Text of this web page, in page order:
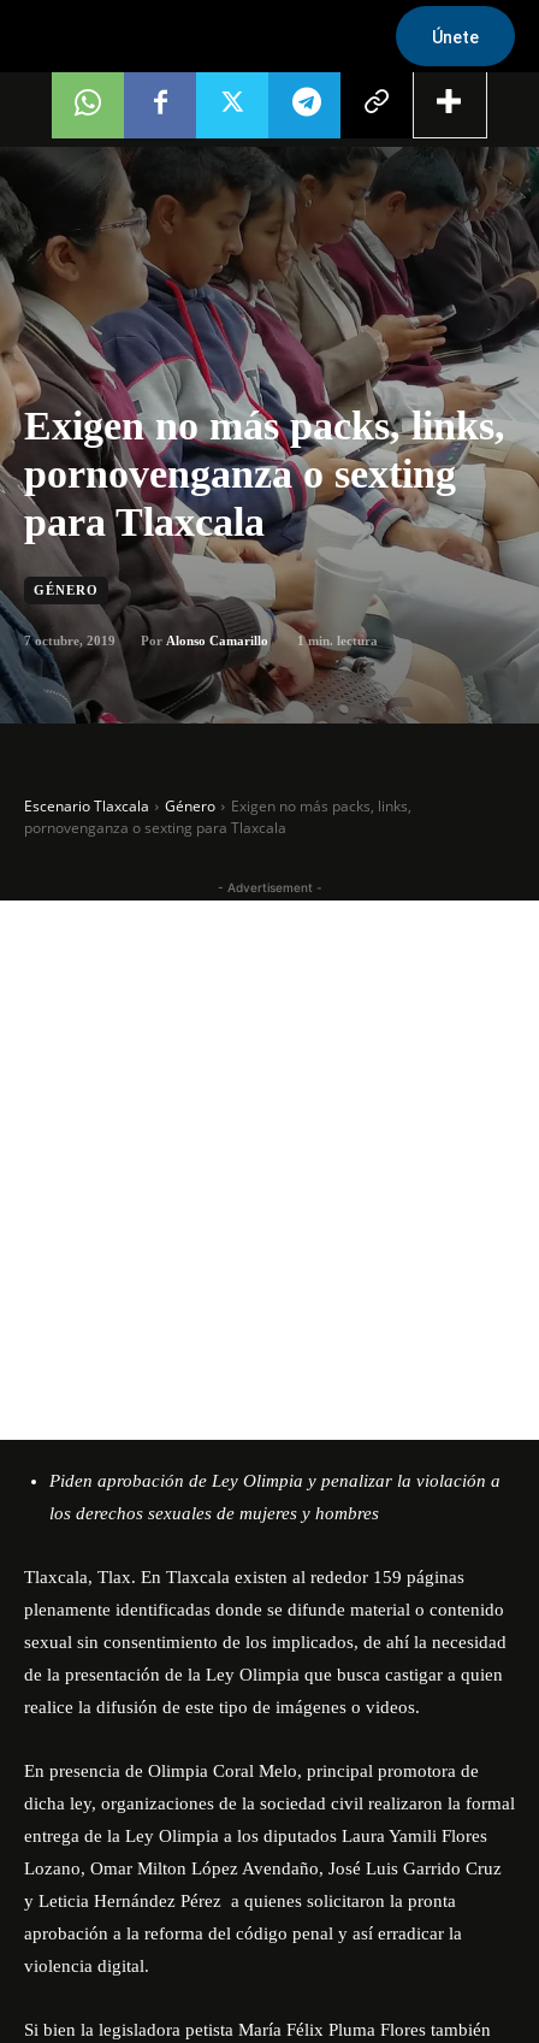
Únete
Exigen no más packs, links,
pornovenganza o sexting
para Tlaxcala
GÉNERO
7 octubre, 2019 Por Alonso Camarillo 1min. lectura
Escenario Tlaxcala Género
Exigen no más packs, links,
pornovenganza o sexting para Tlaxcala
- Advertisement -
Piden aprobación de Ley Olimpia y penalizar la violación a
los derechos sexuales de mujeres y hombres
Tlaxcala, Tlax. En Tlaxcala existen al rededor 159 páginas
plenamente identificadas donde se difunde material o contenido
sexual sin consentimiento de los implicados, de ahí la necesidad
de la presentación de la Ley Olimpia que busca castigar a quien
realice la difusión de este tipo de imágenes o videos.
En presencia de Olimpia Coral Melo, principal promotora de
dicha ley, organizaciones de la sociedad civil realizaron la formal
entrega de la Ley Olimpia a los diputados Laura Yamili Flores
Lozano, Omar Milton López Avendaño, José Luis Garrido Cruz
y Leticia Hernández Pérez a quienes solicitaron la pronta
aprobación a la reforma del código penal y así erradicar la
violencia digital.
Si bien la legisladora petista María Félix Pluma Flores también